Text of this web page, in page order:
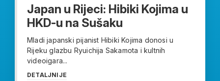
Japan u Rijeci: Hibiki Kojima u
HKD-u na Sušaku
Mladi japanski pijanist Hibiki Kojima donosi u
Rijeku glazbu Ryuichija Sakamota i kultnih
videoigara...
DETALJNIJE